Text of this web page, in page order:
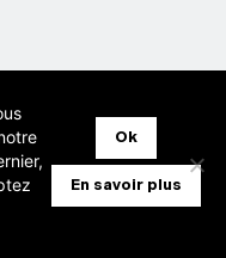
Ok
En savoir plus